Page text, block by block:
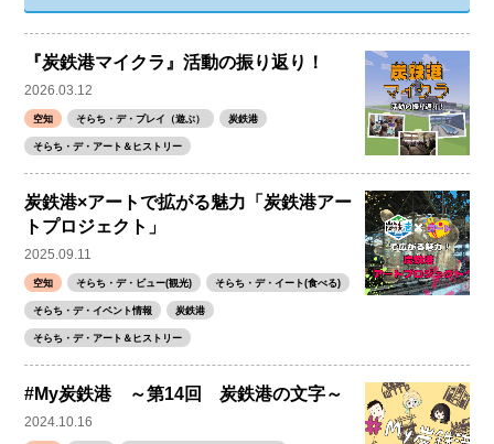
『炭鉄港マイクラ』活動の振り返り！
2026.03.12
空知 そらち・デ・プレイ（遊ぶ） 炭鉄港
そらち・デ・アート＆ヒストリー
炭鉄港×アートで拡がる魅力「炭鉄港アー
トプロジェクト」
2025.09.11
空知 そらち・デ・ビュー(観光) そらち・デ・イート(食べる)
そらち・デ・イベント情報 炭鉄港
そらち・デ・アート＆ヒストリー
#My炭鉄港 ～第14回 炭鉄港の文字～
2024.10.16